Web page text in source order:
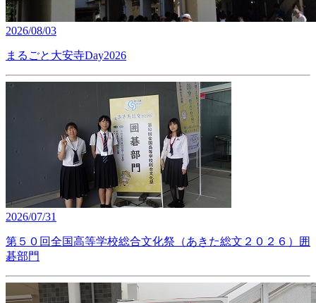
2026/08/03
まるごと大安寺Day2026
2026/07/31
第５０回全国高等学校総合文化祭（あきた総文２０２６）囲
碁部門